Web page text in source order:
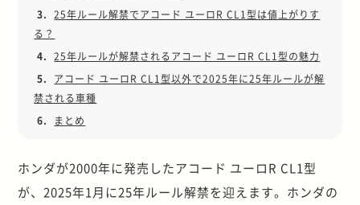
3.
25年ルール解禁でアコード ユーロR CL1型は値上がりす
る？
4.
25年ルールが解禁されるアコード ユーロR CL1型の魅力
5.
アコード ユーロR CL1型以外で2025年に25年ルールが解
禁される車種
6.
まとめ
ホンダが2000年に発売したアコード ユーロR CL1型
が、2025年1月に25年ルール解禁を迎えます。ホンダの